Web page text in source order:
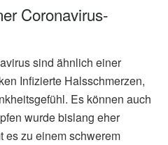
Coronavirus-
sind ähnlich einer
Infizierte Halsschmerzen,
Es können auch
wurde bislang eher
es zu einem schwerem